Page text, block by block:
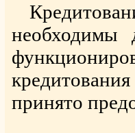
необходимы
принято